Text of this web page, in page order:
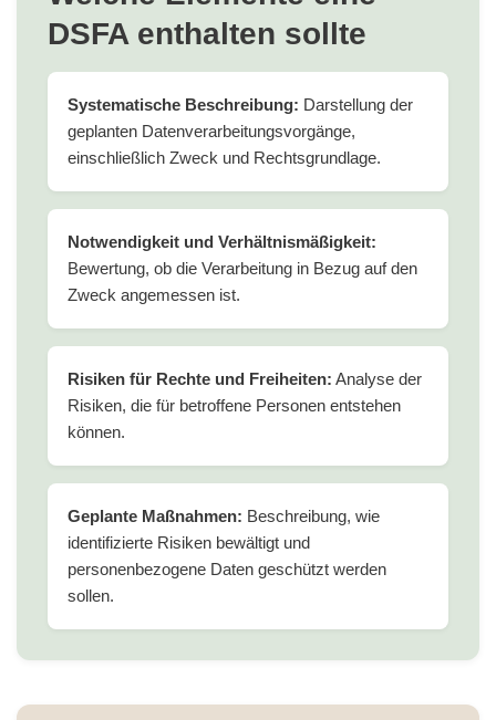
DSFA enthalten sollte
Systematische Beschreibung: Darstellung der
geplanten Datenverarbeitungsvorgänge,
einschließlich Zweck und Rechtsgrundlage.
Notwendigkeit und Verhältnismäßigkeit:
Bewertung, ob die Verarbeitung in Bezug auf den
Zweck angemessen ist.
Risiken für Rechte und Freiheiten: Analyse der
Risiken, die für betroffene Personen entstehen
können.
Geplante Maßnahmen: Beschreibung, wie
identifizierte Risiken bewältigt und
personenbezogene Daten geschützt werden
sollen.